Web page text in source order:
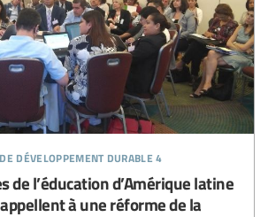
développement durable 4
de l’éducation d’Amérique latine
à une réforme de la